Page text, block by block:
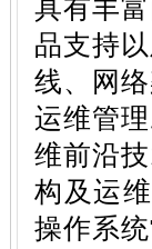
品支持
线、网
运维管
维前沿
构及运
操作系